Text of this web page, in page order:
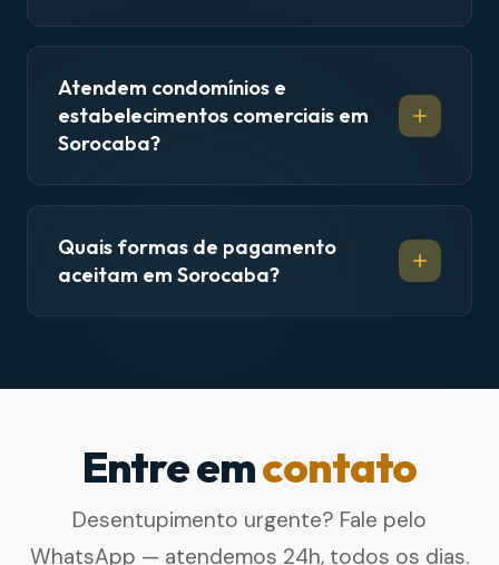
Atendem condomínios e
estabelecimentos comerciais em
Sorocaba?
Quais formas de pagamento
aceitam em Sorocaba?
Entre emcontato
Desentupimento urgente? Fale pelo
WhatsApp — atendemos 24h, todos os dias.